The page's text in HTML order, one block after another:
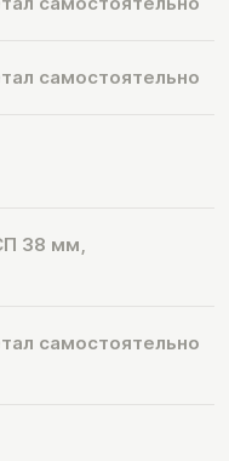
самостоятельно
38 мм,
самостоятельно